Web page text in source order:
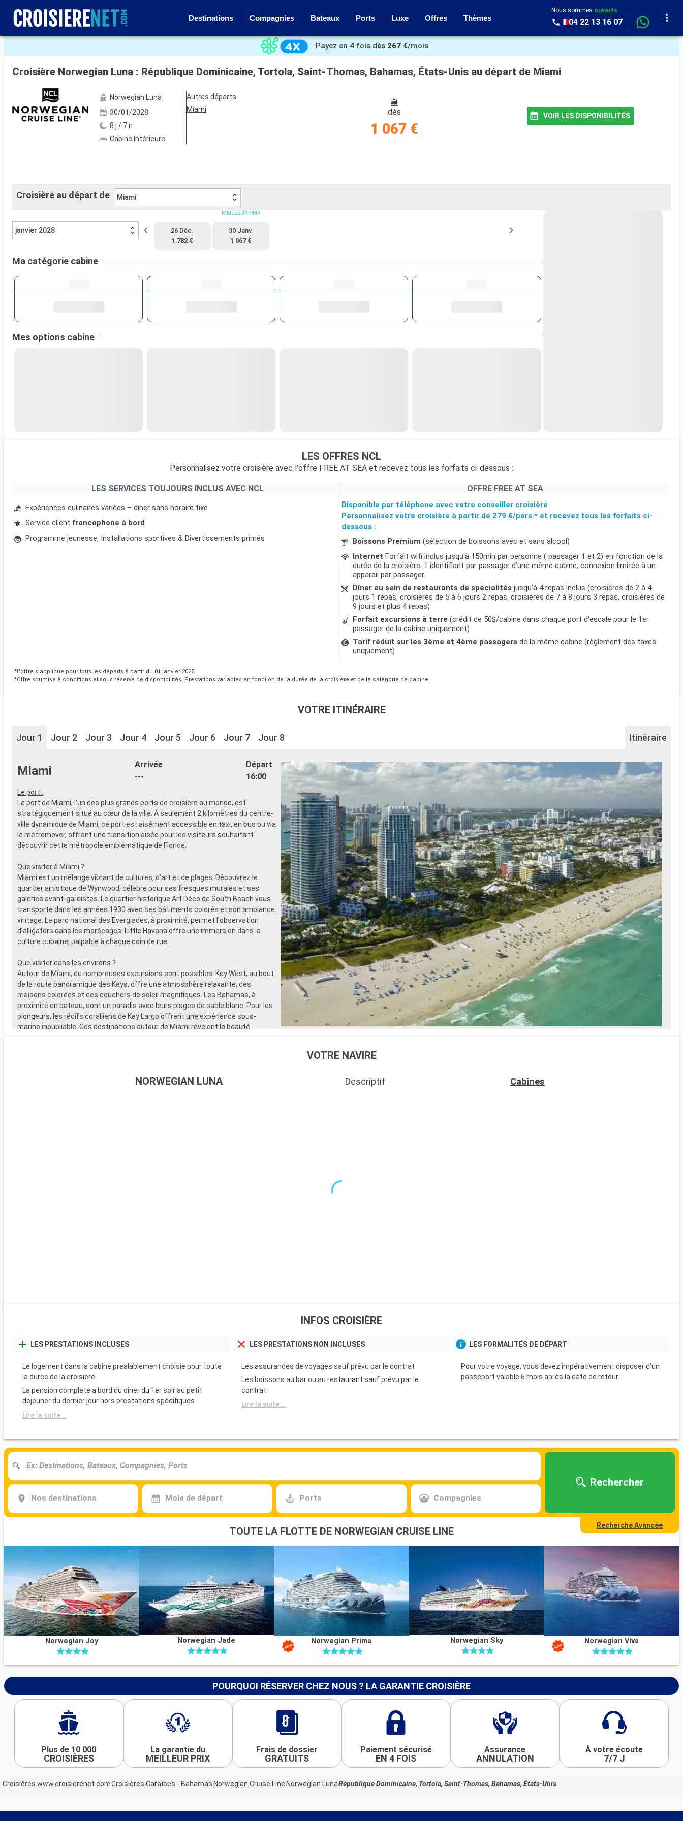
Destinations Compagnies Bateaux Ports Luxe Offres Thèmes
Nous sommes ouverts
04 22 13 16 07
Voir les 86 autres photos
Payez en 4 fois dès 267 €/mois
Croisière Norwegian Luna : République Dominicaine, Tortola, Saint-Thomas, Bahamas, États-Unis au départ de Miami
Norwegian Luna
30/01/2028
8 j / 7 n
Cabine Intérieure
Autres départs
Miami
dès
1 067 €
VOIR LES DISPONIBILITÉS
Croisière au départ de Miami
janvier 2028
26 Déc.
1 782 €
MEILLEUR PRIX
30 Janv.
1 067 €
Ma catégorie cabine
Mes options cabine
LES OFFRES NCL
Personnalisez votre croisière avec l'offre FREE AT SEA et recevez tous les forfaits ci-dessous :
LES SERVICES TOUJOURS INCLUS AVEC NCL
Expériences culinaires variées – dîner sans horaire fixe
Service client francophone à bord
Programme jeunesse, Installations sportives & Divertissements primés
OFFRE FREE AT SEA
Disponible par téléphone avec votre conseiller croisière
Personnalisez votre croisière à partir de 279 €/pers.* et recevez tous les forfaits ci-
dessous :
Boissons Premium (sélection de boissons avec et sans alcool)
Internet Forfait wifi inclus jusqu'à 150min par personne ( passager 1 et 2) en fonction de la
durée de la croisière. 1 identifiant par passager d'une même cabine, connexion limitée à un
appareil par passager.
Dîner au sein de restaurants de spécialités jusqu'à 4 repas inclus (croisières de 2 à 4
jours 1 repas, croisières de 5 à 6 jours 2 repas, croisières de 7 à 8 jours 3 repas, croisières de
9 jours et plus 4 repas)
Forfait excursions à terre (crédit de 50$/cabine dans chaque port d'escale pour le 1er
passager de la cabine uniquement)
Tarif réduit sur les 3ème et 4ème passagers de la même cabine (règlement des taxes
uniquement)
*L'offre s'applique pour tous les départs à partir du 01 janvier 2025.
*Offre soumise à conditions et sous réserve de disponibilités. Prestations variables en fonction de la durée de la croisière et de la catégorie de cabine.
VOTRE ITINÉRAIRE
Jour 1 Jour 2 Jour 3 Jour 4 Jour 5 Jour 6 Jour 7 Jour 8 Itinéraire
Miami
Arrivée
---
Départ
16:00
Le port :
Le port de Miami, l'un des plus grands ports de croisière au monde, est
stratégiquement situé au cœur de la ville. À seulement 2 kilomètres du centre-
ville dynamique de Miami, ce port est aisément accessible en taxi, en bus ou via
le métromover, offrant une transition aisée pour les visiteurs souhaitant
découvrir cette métropole emblématique de Floride.
Que visiter à Miami ?
Miami est un mélange vibrant de cultures, d'art et de plages. Découvrez le
quartier artistique de Wynwood, célèbre pour ses fresques murales et ses
galeries avant-gardistes. Le quartier historique Art Déco de South Beach vous
transporte dans les années 1930 avec ses bâtiments colorés et son ambiance
vintage. Le parc national des Everglades, à proximité, permet l'observation
d'alligators dans les marécages. Little Havana offre une immersion dans la
culture cubaine, palpable à chaque coin de rue.
Que visiter dans les environs ?
Autour de Miami, de nombreuses excursions sont possibles. Key West, au bout
de la route panoramique des Keys, offre une atmosphère relaxante, des
maisons colorées et des couchers de soleil magnifiques. Les Bahamas, à
proximité en bateau, sont un paradis avec leurs plages de sable blanc. Pour les
plongeurs, les récifs coralliens de Key Largo offrent une expérience sous-
marine inoubliable. Ces destinations autour de Miami révèlent la beauté
VOTRE NAVIRE
NORWEGIAN LUNA Descriptif Cabines
INFOS CROISIÈRE
LES PRESTATIONS INCLUSES
Le logement dans la cabine prealablement choisie pour toute
la duree de la croisiere
La pension complete a bord du diner du 1er soir au petit
dejeuner du dernier jour hors prestations spécifiques
Lire la suite...
LES PRESTATIONS NON INCLUSES
Les assurances de voyages sauf prévu par le contrat
Les boissons au bar ou au restaurant sauf prévu par le
contrat
Lire la suite...
LES FORMALITÉS DE DÉPART
Pour votre voyage, vous devez impérativement disposer d'un
passeport valable 6 mois après la date de retour.
Nos destinations Mois de départ Ports Compagnies
Rechercher
Recherche Avancée
TOUTE LA FLOTTE DE NORWEGIAN CRUISE LINE
Norwegian Joy Norwegian Jade Norwegian Prima Norwegian Sky Norwegian Viva
POURQUOI RÉSERVER CHEZ NOUS ? LA GARANTIE CROISIÈRE
Plus de 10 000
CROISIÈRES
La garantie du
MEILLEUR PRIX
Frais de dossier
GRATUITS
Paiement sécurisé
EN 4 FOIS
Assurance
ANNULATION
À votre écoute
7/7 J
Croisières www.croisierenet.comCroisières Caraïbes - Bahamas Norwegian Cruise Line Norwegian LunaRépublique Dominicaine, Tortola, Saint-Thomas, Bahamas, États-Unis